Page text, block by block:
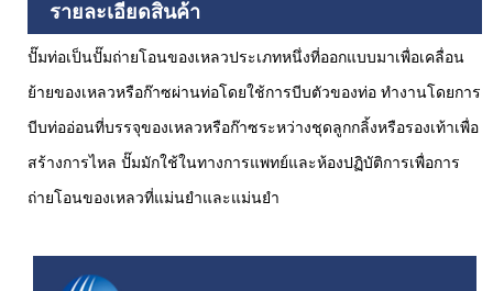
รายละเอียดสินค้า
ปั๊มท่อเป็นปั๊มถ่ายโอนของเหลวประเภทหนึ่งที่ออกแบบมาเพื่อเคลื่อน
ย้ายของเหลวหรือก๊าซผ่านท่อโดยใช้การบีบตัวของท่อ ทำงานโดยการ
บีบท่ออ่อนที่บรรจุของเหลวหรือก๊าซระหว่างชุดลูกกลิ้งหรือรองเท้าเพื่อ
สร้างการไหล ปั๊มมักใช้ในทางการแพทย์และห้องปฏิบัติการเพื่อการ
ถ่ายโอนของเหลวที่แม่นยำและแม่นยำ